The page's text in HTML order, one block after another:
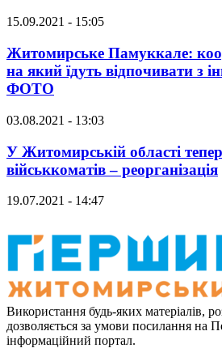
15.09.2021 - 15:05
Житомирське Памуккале:
на який їдуть відпочивати з
ФОТО
03.08.2021 - 13:03
У Житомирській області
військкоматів – реорганізація
19.07.2021 - 14:47
Використання будь-яких матеріалів,
дозволяється за умови посилання
інформаційний портал.